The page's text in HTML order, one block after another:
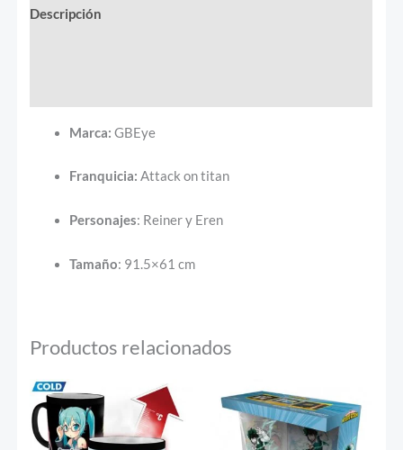
Descripción
Marca:GBEye
Franquicia:Attack on titan
Personajes: Reiner y Eren
Tamaño: 91.5×61 cm
Productos relacionados